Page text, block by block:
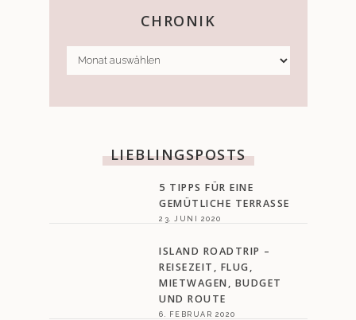
CHRONIK
CHRONIK
LIEBLINGSPOSTS
5 TIPPS FÜR EINE
GEMÜTLICHE TERRASSE
23. JUNI 2020
ISLAND ROADTRIP –
REISEZEIT, FLUG,
MIETWAGEN, BUDGET
UND ROUTE
6. FEBRUAR 2020